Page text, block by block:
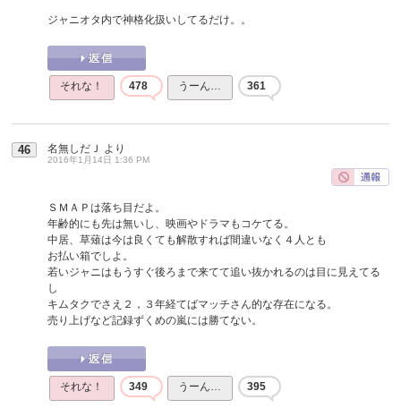
ジャニオタ内で神格化扱いしてるだけ。。
それな！ 478 うーん… 361
46 名無しだＪ より
2016年1月14日 1:36 PM
ＳＭＡＰは落ち目だよ。
年齢的にも先は無いし、映画やドラマもコケてる。
中居、草薙は今は良くても解散すれば間違いなく４人とも
お払い箱でしよ。
若いジャニはもうすぐ後ろまで来てて追い抜かれるのは目に見えてる
し
キムタクでさえ２，３年経てばマッチさん的な存在になる。
売り上げなど記録ずくめの嵐には勝てない。
それな！ 349 うーん… 395